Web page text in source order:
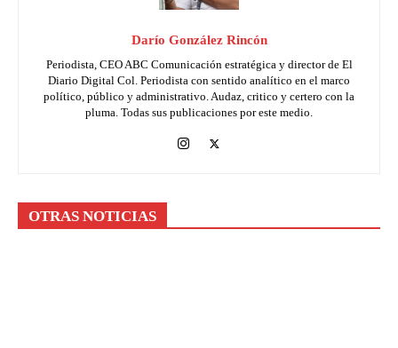
Darío González Rincón
Periodista, CEO ABC Comunicación estratégica y director de El
Diario Digital Col. Periodista con sentido analítico en el marco
político, público y administrativo. Audaz, critico y certero con la
pluma. Todas sus publicaciones por este medio.
OTRAS NOTICIAS